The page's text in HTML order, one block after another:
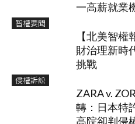
一高薪就業
智權要聞
【北美智
財治理新時
挑戰
侵權訴訟
ZARA v.
轉：日本特
高院卻判侵